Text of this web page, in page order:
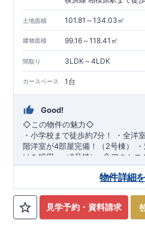
準をクリアしています。長期優良
きちんと手入れをして、長く大切
制度。住宅ローン減税、固定資産
るだけでなく、中古市場でも、長
す。【充実のアフターサポート】
・東栄住宅では、お引渡し後最大
間の品質保証を実施。お引渡しか
たします。
土地面積 101.81～134.03㎡
建物面積 99.16～118.41㎡
間取り 3LDK～4LDK
カースペース 1台
Good!
◇この物件の魅力◇
・小学校まで徒歩約7分！ ・全洋
階洋室が4部屋完備！（2号棟）
・
け を採用。（3号棟） ◇アクセ
まで徒歩22分 ・JR横浜線「相模
◇ロケーション◇
・相模原市立横山小学校
ローゼン横山台店 徒歩5分
横山台店 徒歩7分 ​・セブン
店 徒歩2分
◇ブルーミングガーデンのこだ
【全棟自社一貫体制】
見学予約・資料請求
物件詳細